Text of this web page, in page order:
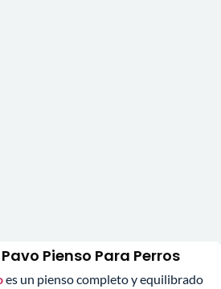
Pienso Para Perros
es un pienso completo y equilibrado